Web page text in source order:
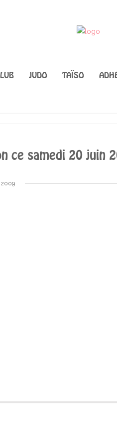
JUDO TAÏSO
ce samedi 20 juin